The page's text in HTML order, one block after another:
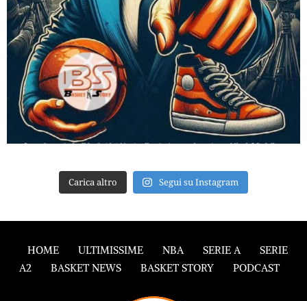
Carica altro Segui su Instagram
HOME ULTIMISSIME NBA SERIE A
SERIE
A2
BASKET NEWS BASKET STORY PODCAST